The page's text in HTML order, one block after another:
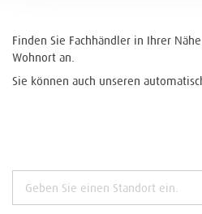
Finden Sie Fachhändler in Ihrer
Wohnort an.
Sie können auch unseren